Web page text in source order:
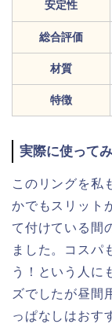
安定性
総合評価
材質
特徴
実際に使って
このリングを私
かでもスリット
て付けている間
ました。コスパ
う！という人に
ズでしたが昼間
っぱなしはおす